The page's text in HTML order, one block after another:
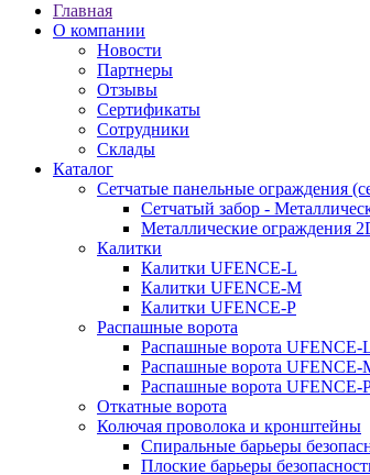
Главная
О компании
Новости
Партнеры
Отзывы
Сертификаты
Сотрудники
Склады
Каталог
Сетчатые панельные ограждения
Сетчатый забор -
Металлические ограждения
Калитки
Калитки UFENCE-L
Калитки UFENCE-M
Калитки UFENCE-P
Распашные ворота
Распашные ворота UFENCE-
Распашные ворота UFENCE-
Распашные ворота UFENCE-
Откатные ворота
Колючая проволока и кронштейны
Спиральные барьеры
Плоские барьеры